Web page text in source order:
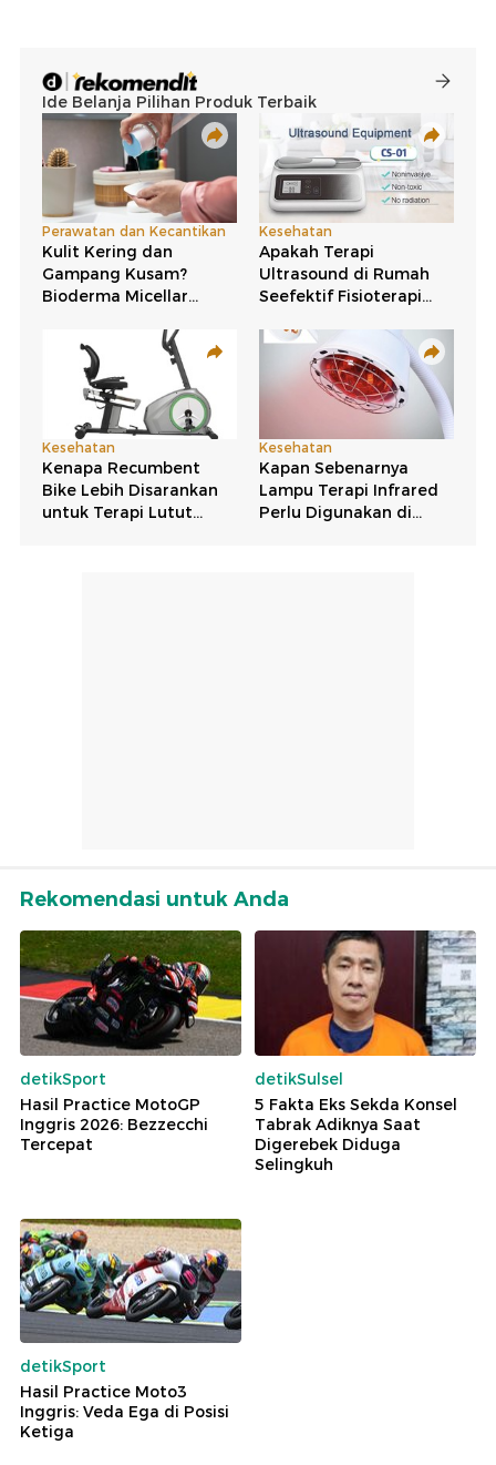
Rekomendasi untuk Anda
detikSport
Hasil Practice MotoGP
Inggris 2026: Bezzecchi
Tercepat
detikSulsel
5 Fakta Eks Sekda Konsel
Tabrak Adiknya Saat
Digerebek Diduga
Selingkuh
detikSport
Hasil Practice Moto3
Inggris: Veda Ega di Posisi
Ketiga